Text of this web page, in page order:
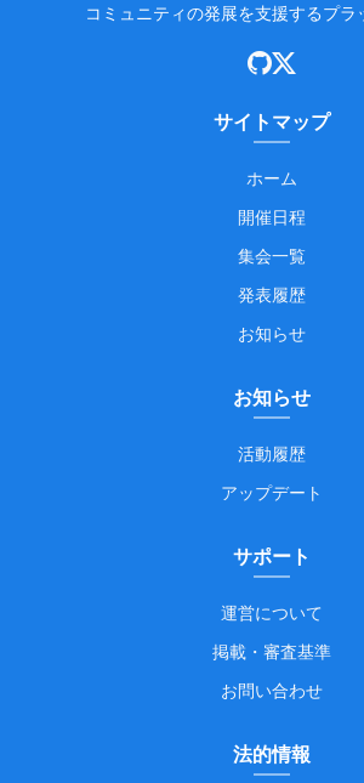
コミュニティの発展を支援するプラ
サイトマップ
ホーム
開催日程
集会一覧
発表履歴
お知らせ
お知らせ
活動履歴
アップデート
サポート
運営について
掲載・審査基準
お問い合わせ
法的情報